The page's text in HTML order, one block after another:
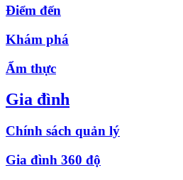
Điểm đến
Khám phá
Ẩm thực
Gia đình
Chính sách quản lý
Gia đình 360 độ